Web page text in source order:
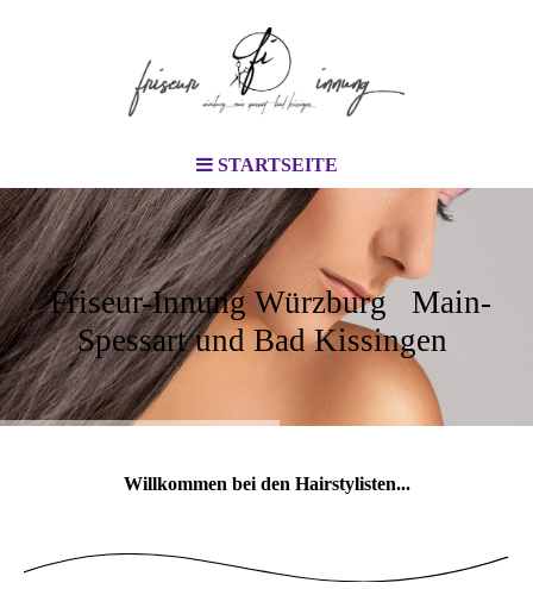
STARTSEITE
Friseur-Innung Würzburg Main-
Spessart und Bad Kissingen
Willkommen bei den Hairstylisten...